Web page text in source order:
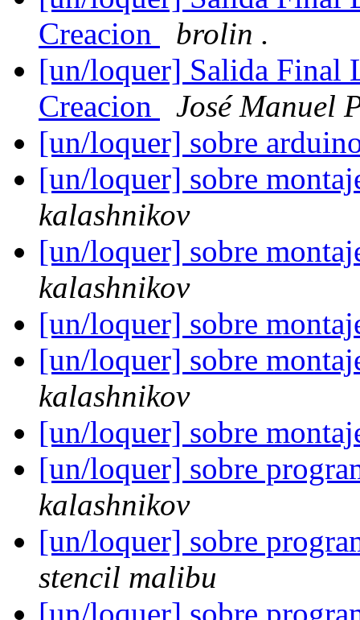
Creacion
brolin .
[un/loquer] Salida Final
Creacion
José Manuel
[un/loquer] sobre
[un/loquer] sobre
kalashnikov
[un/loquer] sobre
kalashnikov
[un/loquer] sobre
[un/loquer] sobre
kalashnikov
[un/loquer] sobre
[un/loquer] sobre
kalashnikov
[un/loquer] sobre
stencil malibu